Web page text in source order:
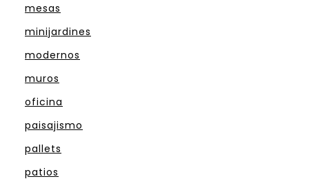
mesas
minijardines
modernos
muros
oficina
paisajismo
pallets
patios